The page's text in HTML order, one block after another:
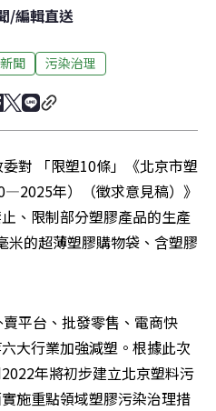
/編輯直送
聞 污染治理
對 「限塑10條」《北京市塑
年）（徵求意見稿）》
、限制部分塑膠產品的生產
米的超薄塑膠購物袋、含塑膠
平台、批發零售、電商快
大行業加強減塑。根據此次
年將初步建立北京塑料污
施重點領域塑膠污染治理措